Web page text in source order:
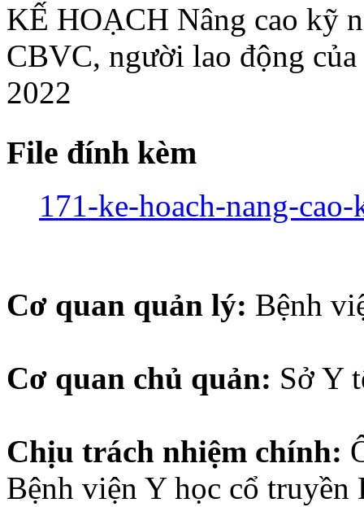
KẾ HOẠCH Nâng cao kỹ
CBVC, người lao động
2022
File đính kèm
171-ke-hoach-nang-
Cơ quan quản lý: Bệnh
Cơ quan chủ quản: Sở Y
Chịu trách nhiệm chính:
Bệnh viện Y học cổ truyền